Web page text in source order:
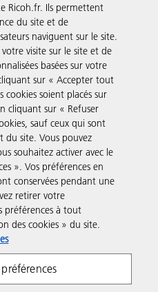
Ricoh.fr. Ils permettent
du site et de
naviguent sur le site.
visite sur le site et de
basées sur votre
sur « Accepter tout
cookies soient placés sur
cliquant sur « Refuser
sauf ceux qui sont
du site. Vous pouvez
souhaitez activer avec le
». Vos préférences en
conservées pendant une
retirer votre
préférences à tout
des cookies » du site.